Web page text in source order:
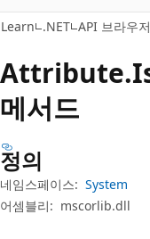
Learn .NET API 브라우저
Attribute.
메서드
정의
네임스페이스: System
어셈블리: mscorlib.dll